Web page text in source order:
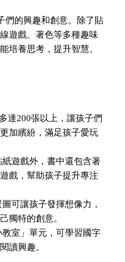
們的興趣和創意。除了貼
遊戲、著色等多種趣味
培養思考，提升智慧。
200張以上，讓孩子們
加繽紛，滿足孩子愛玩
遊戲外，書中還包含著
戲，幫助孩子提升專注
可讓孩子發揮想像力，
獨特的創意。
室」單元，可學習國字
讀興趣。